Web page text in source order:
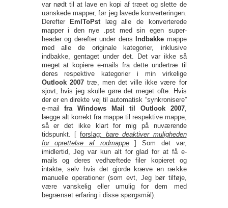
var nødt til at lave en kopi af træet og slette de
uønskede mapper, før jeg lavede konverteringen.
Derefter
EmlToPstlæg alle de konverterede
mapper i den nye .pst med sin egen super-
header og derefter under dens
Indbakke mappe
med alle de originale kategorier, inklusive
indbakke, gentaget under det. Det var ikke så
meget at kopiere e-mails fra dette undertræ til
deres respektive kategorier i min virkelige
Outlook 2007træ, men det ville ikke være for
sjovt, hvis jeg skulle gøre det meget ofte. Hvis
der er en direkte vej til automatisk “synkronisere”
e-mailfra Windows Mail til Outlook 2007,
lægge alt korrekt fra mappe til respektive mappe,
så er det ikke klart for mig på nuværende
tidspunkt. [forslag: bare deaktiver muligheden
for oprettelse af rodmappe] Som det var,
imidlertid, Jeg var kun alt for glad for at få e-
mails og deres vedhæftede filer kopieret og
intakte, selv hvis det gjorde kræve en række
manuelle operationer (som evt, Jeg bør tilføje,
være vanskelig eller umulig for dem med
begrænset erfaring i disse spørgsmål).